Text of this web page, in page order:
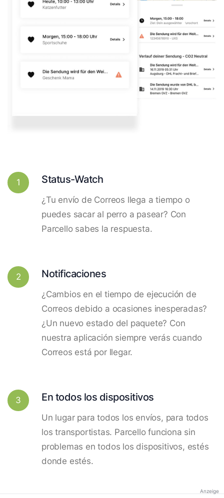
1 Status-Watch
¿Tu envío de Correos llega a tiempo o
puedes sacar al perro a pasear? Con
Parcello sabes la respuesta.
2 Notificaciones
¿Cambios en el tiempo de ejecución de
Correos debido a ocasiones inesperadas?
¿Un nuevo estado del paquete? Con
nuestra aplicación siempre verás cuando
Correos está por llegar.
3 En todos los dispositivos
Un lugar para todos los envíos, para todos
los transportistas. Parcello funciona sin
problemas en todos los dispositivos, estés
donde estés.
Anzeige